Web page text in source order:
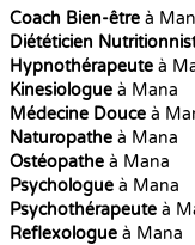
Coach Bien-être à
Diététicien
Hypnothérapeute à
Kinesiologue à Mana
Médecine Douce à
Naturopathe à Mana
Ostéopathe à Mana
Psychologue à Mana
Psychothérapeute à
Reflexologue à Mana